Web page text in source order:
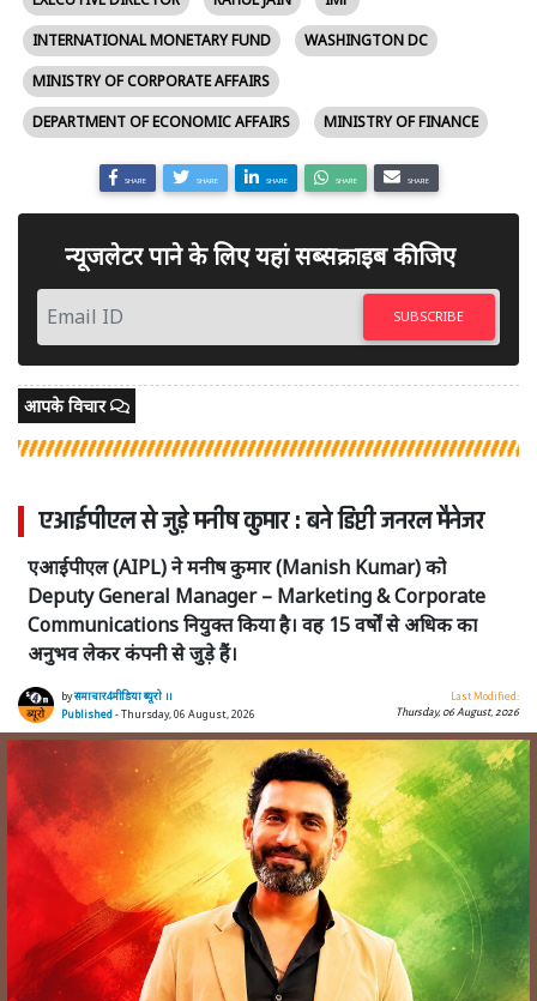
INTERNATIONAL MONETARY FUND
WASHINGTON DC
MINISTRY OF CORPORATE AFFAIRS
DEPARTMENT OF ECONOMIC AFFAIRS
MINISTRY OF FINANCE
SHARE SHARE SHARE SHARE SHARE
न्यूजलेटर पाने के लिए यहां सब्सक्राइब कीजिए
SUBSCRIBE
आपके विचार
एआईपीएल से जुड़े मनीष कुमार : बने डिप्टी जनरल मैनेजर
एआईपीएल (AIPL) ने मनीष कुमार (Manish Kumar) को
Deputy General Manager – Marketing & Corporate
Communications नियुक्त किया है। वह 15 वर्षों से अधिक का
अनुभव लेकर कंपनी से जुड़े हैं।
byसमाचार4मीडिया ब्यूरो ।।
Published- Thursday, 06 August, 2026
Last Modified:
Thursday, 06 August, 2026